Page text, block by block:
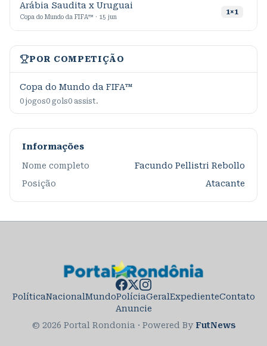
Arábia Saudita x Uruguai
Copa do Mundo da FIFA™ · 15 jun
1×1
POR COMPETIÇÃO
Copa do Mundo da FIFA™
0 jogos0 gols0 assist.
Informações
Nome completo
Facundo Pellistri Rebollo
Posição
Atacante
PolíticaNacionalMundoPolíciaGeralExpedienteContato
Anuncie
© 2026 Portal Rondonia · Powered By FutNews